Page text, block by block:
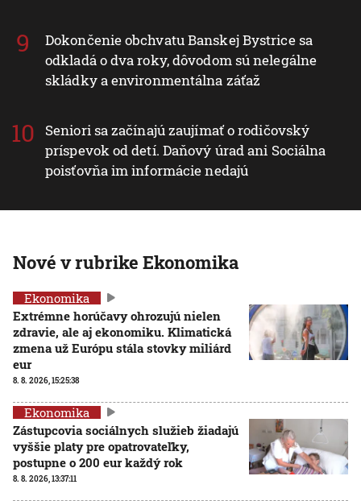
Dokončenie obchvatu Banskej Bystrice sa
odkladá o dva roky, dôvodom sú nelegálne
skládky a environmentálna záťaž
Seniori sa začínajú zaujímať o rodičovský
príspevok od detí. Daňový úrad ani Sociálna
poisťovňa im informácie nedajú
Nové v rubrike Ekonomika
Ekonomika
Extrémne horúčavy ohrozujú nielen
zdravie, ale aj ekonomiku. Klimatická
zmena už Európu stála stovky miliárd
eur
8. 8. 2026, 15:25:38
Ekonomika
Zástupcovia sociálnych služieb žiadajú
vyššie platy pre opatrovateľky,
postupne o 200 eur každý rok
8. 8. 2026, 13:37:11